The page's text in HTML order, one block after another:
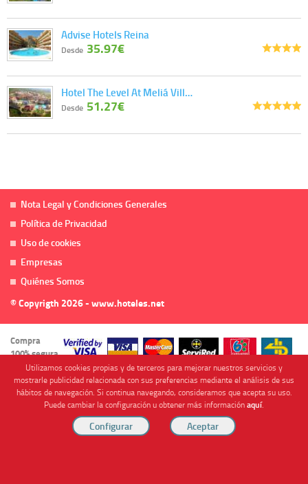
Advise Hotels Reina
Desde 35.97€
Hotel The Level At Meliá Vill…
Desde 51.27€
Nota Legal y Condiciones Generales
Política de Privacidad
Uso de cookies
Empresas
Quiénes Somos
© Copyrigth 2026 - www.hoteles.net
Compra
100% segura
Cofinanciado por
Utilizamos cookies propias y de terceros para mejorar nuestros servicios y
mostrarle publicidad relacionada con sus preferencias mediante el análisis de sus
hábitos de navegación. Si continua navegando, consideramos que acepta su uso.
Puede cambiar la configuración u obtener más informaciónaquí.